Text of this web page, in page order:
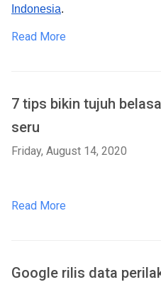
Indonesia.
Read More
7 tips bikin tujuh
seru
Friday, August 14, 2020
Read More
Google rilis data